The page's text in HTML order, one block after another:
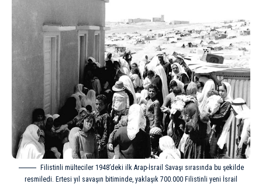
Filistinli mülteciler 1948’deki ilk Arap-İsrail Savaşı sırasında bu şekilde
resmiledi. Ertesi yıl savaşın bitiminde, yaklaşık 700.000 Filistinli yeni İsrail